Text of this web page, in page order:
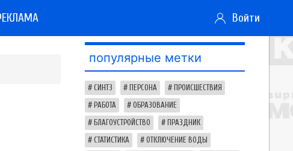
Войти
популярные метки
СИНТЗ ПЕРСОНА ПРОИСШЕСТВИЯ
РАБОТА ОБРАЗОВАНИЕ
БЛАГОУСТРОЙСТВО ПРАЗДНИК
СТАТИСТИКА ОТКЛЮЧЕНИЕ ВОДЫ